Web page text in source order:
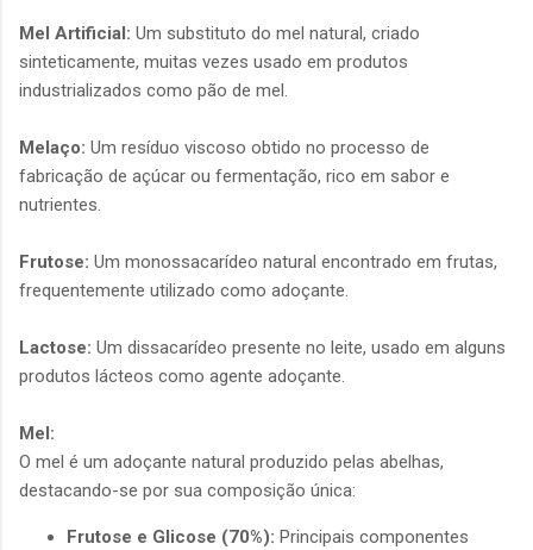
Mel Artificial: Um substituto do mel natural, criado
sinteticamente, muitas vezes usado em produtos
industrializados como pão de mel.
Melaço: Um resíduo viscoso obtido no processo de
fabricação de açúcar ou fermentação, rico em sabor e
nutrientes.
Frutose: Um monossacarídeo natural encontrado em frutas,
frequentemente utilizado como adoçante.
Lactose: Um dissacarídeo presente no leite, usado em alguns
produtos lácteos como agente adoçante.
Mel:
O mel é um adoçante natural produzido pelas abelhas,
destacando-se por sua composição única:
Frutose e Glicose (70%): Principais componentes